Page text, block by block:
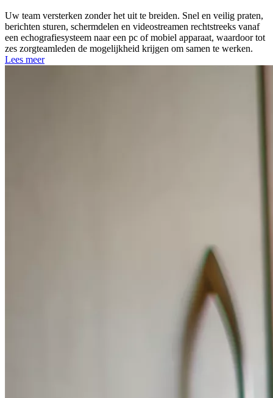
Uw team versterken zonder het uit te breiden. Snel en veilig praten,
berichten sturen, schermdelen en videostreamen rechtstreeks vanaf
een echografiesysteem naar een pc of mobiel apparaat, waardoor tot
zes zorgteamleden de mogelijkheid krijgen om samen te werken.
Lees meer